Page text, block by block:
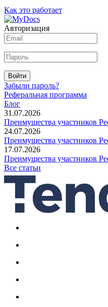
Как это работает
Авторизация
Войти
Забыли пароль?
Реферальная программа
Блог
31.07.2026
Преимущества участников
24.07.2026
Преимущества участников
17.07.2026
Преимущества участников
Все статьи